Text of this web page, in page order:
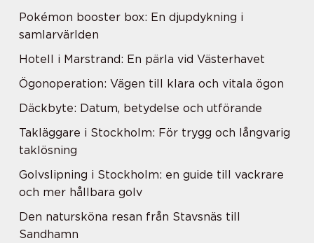
Pokémon booster box: En djupdykning i
samlarvärlden
Hotell i Marstrand: En pärla vid Västerhavet
Ögonoperation: Vägen till klara och vitala ögon
Däckbyte: Datum, betydelse och utförande
Takläggare i Stockholm: För trygg och långvarig
taklösning
Golvslipning i Stockholm: en guide till vackrare
och mer hållbara golv
Den natursköna resan från Stavsnäs till
Sandhamn